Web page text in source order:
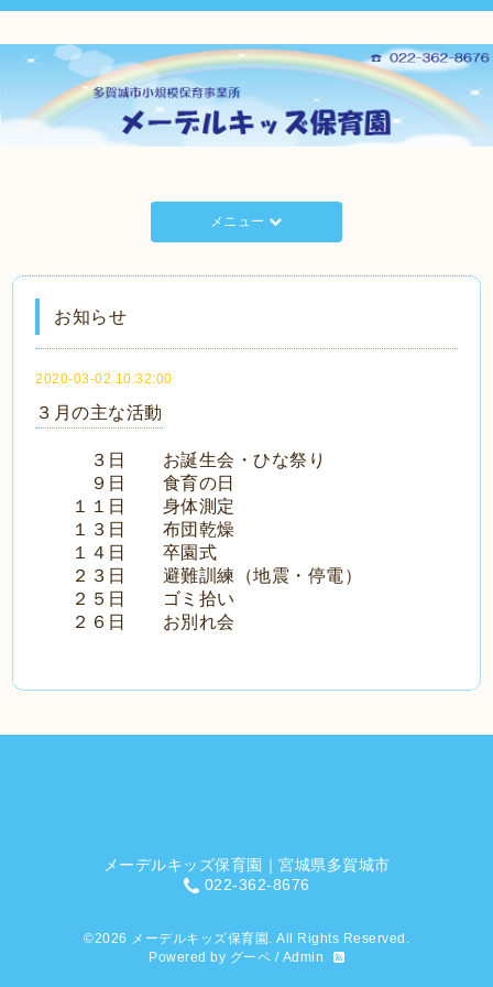
メニュー
お知らせ
2020-03-02 10:32:00
３月の主な活動
３日 お誕生会・ひな祭り
９日 食育の日
１１日 身体測定
１３日 布団乾燥
１４日 卒園式
２３日 避難訓練（地震・停電）
２５日 ゴミ拾い
２６日 お別れ会
メーデルキッズ保育園｜宮城県多賀城市
022-362-8676
©2026 メーデルキッズ保育園 . All Rights Reserved.
Powered by グーペ / Admin